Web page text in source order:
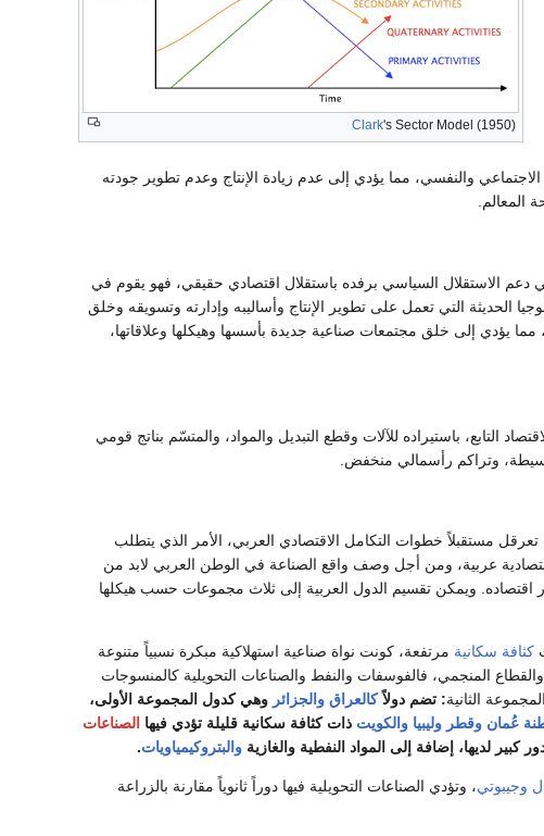
Clark's Sector Model (1950)
والنفسي، مما يؤدي إلى عدم زيادة الإنتاج وعدم تطوير جودته
المعالم.
دعم الاستقلال السياسي برفده باستقلال اقتصادي حقيقي، فهو يقوم في
الحديثة التي تعمل على تطوير الإنتاج وأساليبه وإدارته وتسويقه وخلق
يؤدي إلى خلق مجتمعات صناعية جديدة بأسسها وهيكلها وعلاقاتها،
التابع، باستيراده للآلات وقطع التبديل والمواد، والمتسّم بناتج قومي
وتراكم رأسمالي منخفض.
مستقبلاً خطوات التكامل الاقتصادي العربي، الأمر الذي يتطلب
عربية، ومن أجل وصف واقع الصناعة في الوطن العربي لابد من
ويمكن تقسيم الدول العربية إلى ثلاث مجموعات حسب هيكلها
كثافة سكانية مرتفعة، كونت نواة صناعية استهلاكية مبكرة نسبياً متنوعة
المنجمي، فالفوسفات والنفط والصناعات التحويلية كالمنسوجات
الثانية: تضم دولاًكالعراق والجزائر وهي كدول المجموعة الأولى،
عُمان وقطر وليبيا والكويت ذات كثافة سكانية قليلة تؤدي فيها الصناعات
كبير لديها، إضافة إلى المواد النفطية والغازية والبتروكيمياويات.
وجيبوتي، وتؤدي الصناعات التحويلية فيها دوراً ثانوياً مقارنة بالزراعة